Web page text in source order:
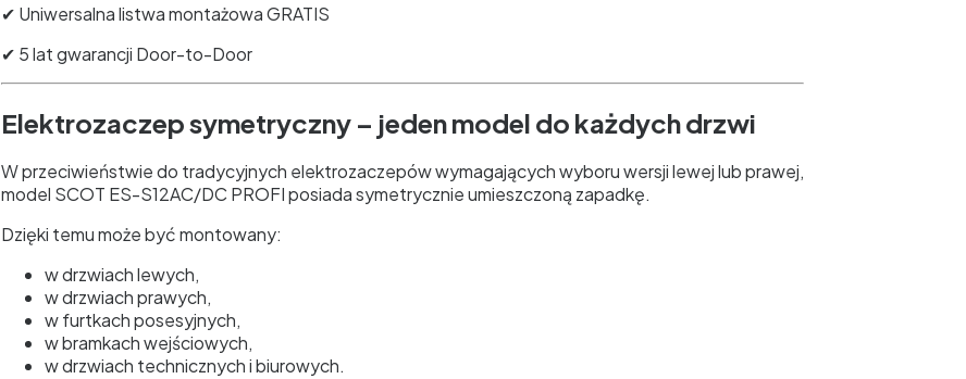
✔ Uniwersalna listwa montażowa GRATIS
✔ 5 lat gwarancji Door-to-Door
Elektrozaczep symetryczny – jeden model do każdych drzwi
W przeciwieństwie do tradycyjnych elektrozaczepów wymagających wyboru wersji lewej lub prawej,
model SCOT ES-S12AC/DC PROFI posiada symetrycznie umieszczoną zapadkę.
Dzięki temu może być montowany:
w drzwiach lewych,
w drzwiach prawych,
w furtkach posesyjnych,
w bramkach wejściowych,
w drzwiach technicznych i biurowych.